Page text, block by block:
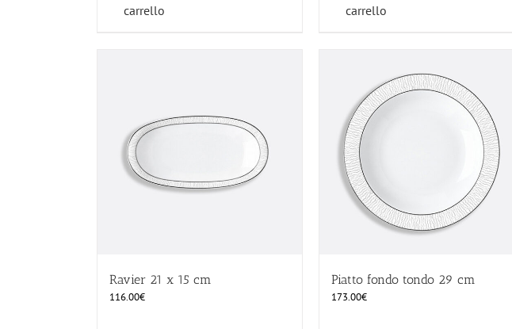
carrello
carrello
Ravier 21 x 15 cm
116.00€
Piatto fondo tondo 29 cm
173.00€